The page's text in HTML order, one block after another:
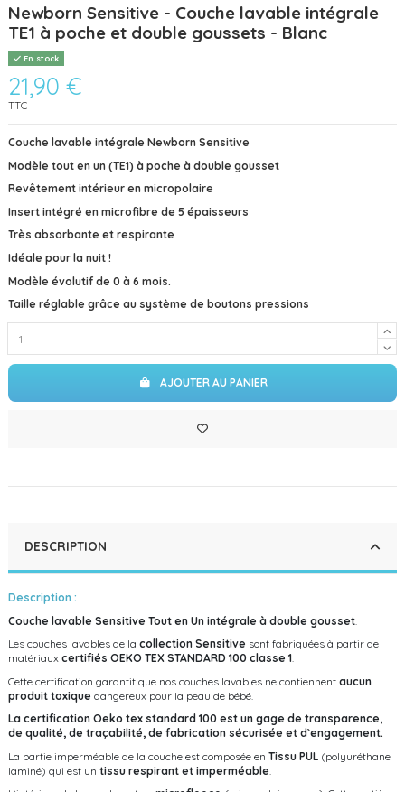
Newborn Sensitive - Couche lavable intégrale
TE1 à poche et double goussets - Blanc
En stock
21,90 €
TTC
Couche lavable intégrale Newborn Sensitive
Modèle tout en un (TE1) à poche à double gousset
Revêtement intérieur en micropolaire
Insert intégré en microfibre de 5 épaisseurs
Très absorbante et respirante
Idéale pour la nuit !
Modèle évolutif de 0 à 6 mois.
Taille réglable grâce au système de boutons pressions
AJOUTER AU PANIER
DESCRIPTION
Description :
Couche lavable Sensitive Tout en Un intégrale à double gousset
Les couches lavables de la collection Sensitive sont fabriquées à partir de
matériaux certifiés OEKO TEX STANDARD 100 classe 1.
Cette certification garantit que nos couches lavables ne contiennent aucun
produit toxique dangereux pour la peau de bébé.
La certification Oeko tex standard 100 est un gage de transparence,
de qualité, de traçabilité, de fabrication sécurisée et d`engagement.
La partie imperméable de la couche est composée en Tissu PUL (polyuréthane
laminé) qui est un tissu respirant et imperméable